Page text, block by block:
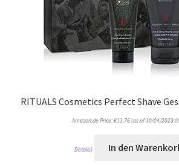
RITUALS Cosmetics Perfect Shave
Amazon.de Price:€11,76(as of 10/04/2023
Details) In den